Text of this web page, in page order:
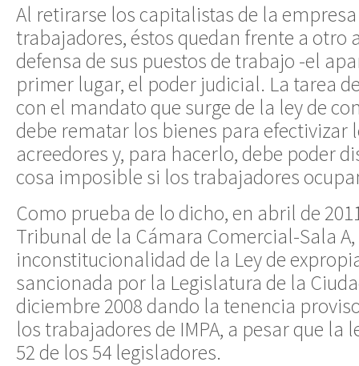
Al retirarse los capitalistas de la
trabajadores, éstos quedan frente a otro
defensa de sus puestos de trabajo -el
primer lugar, el poder judicial. La tarea
con el mandato que surge de la ley de
debe rematar los bienes para efectivizar
acreedores y, para hacerlo, debe poder
cosa imposible si los trabajadores
Como prueba de lo dicho, en abril de
Tribunal de la Cámara Comercial-Sala
inconstitucionalidad de la Ley de
sancionada por la Legislatura de la
diciembre 2008 dando la tenencia
los trabajadores de IMPA, a pesar que la
52 de los 54 legisladores.